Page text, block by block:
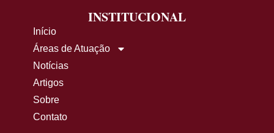
INSTITUCIONAL
Início
Áreas de Atuação
Notícias
Artigos
Sobre
Contato